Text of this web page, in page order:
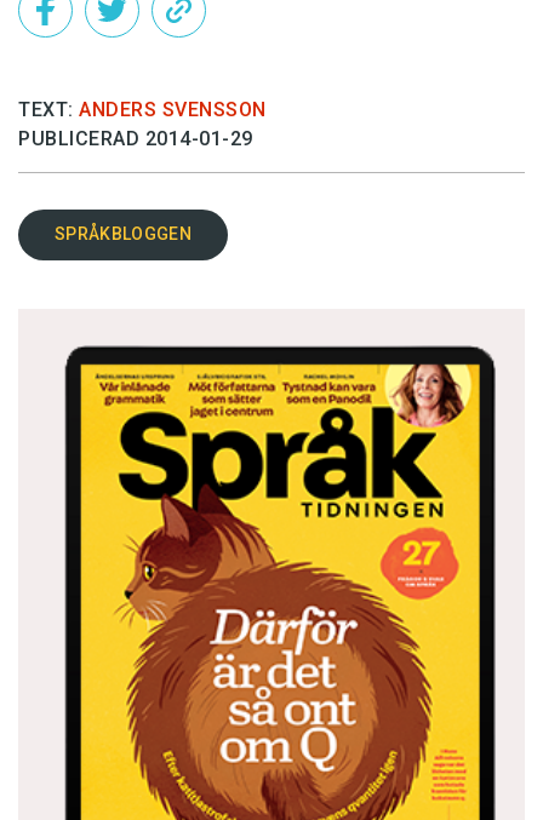
TEXT: ANDERS SVENSSON
PUBLICERAD 2014-01-29
SPRÅKBLOGGEN